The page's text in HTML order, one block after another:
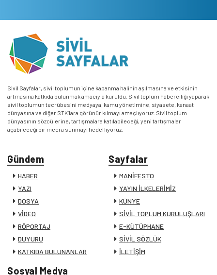
Sivil Sayfalar, sivil toplumun içine kapanma halinin aşılmasına ve etkisinin
artmasına katkıda bulunmak amacıyla kuruldu. Sivil toplum haberciliği yaparak
sivil toplumun tecrübesini medyaya, kamu yönetimine, siyasete, kanaat
dünyasına ve diğer STK’lara görünür kılmayı amaçlıyoruz. Sivil toplum
dünyasının sözcülerine, tartışmalara katılabileceği, yeni tartışmalar
açabileceği bir mecra sunmayı hedefliyoruz.
Gündem
HABER
YAZI
DOSYA
VİDEO
RÖPORTAJ
DUYURU
KATKIDA BULUNANLAR
Sayfalar
MANİFESTO
YAYIN İLKELERİMİZ
KÜNYE
SİVİL TOPLUM KURULUŞLARI
E-KÜTÜPHANE
SİVİL SÖZLÜK
İLETİŞİM
Sosyal Medya